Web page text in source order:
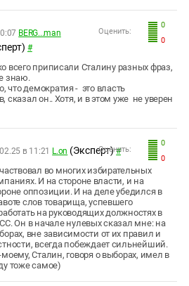
0
0
Оценить:
BERG...man
#
всего приписали Сталину разных фраз,
знаю.
что демократия - это власть
сказал он.. Хотя, и в этом уже не уверен
0
0
Оценить:
в 11:21 L.on (Эксперт) #
во многих избирательных
И на стороне власти, и на
оппозиции. И на деле убедился в
слов товарища, успевшего
на руководящих должностях в
Он в начале нулевых сказал мне: на
вне зависимости от их правил и
всегда побеждает сильнейший.
Сталин, говоря о выборах, имел в
тоже самое)